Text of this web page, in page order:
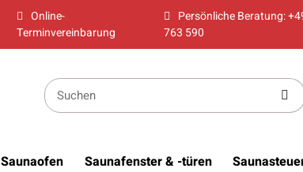
Online-
Terminvereinbarung
Persönliche Beratung:
763 590
Saunaofen Saunafenster & -türen